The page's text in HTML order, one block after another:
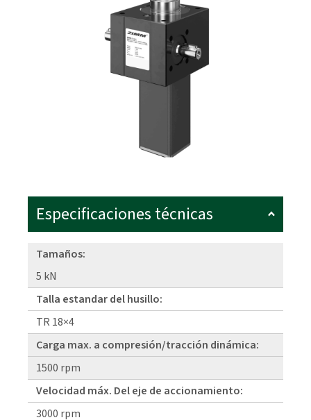
Especificaciones técnicas
Tamaños:
5 kN
Talla estandar del husillo:
TR 18×4
Carga max. a compresión/tracción dinámica:
1500 rpm
Velocidad máx. Del eje de accionamiento:
3000 rpm